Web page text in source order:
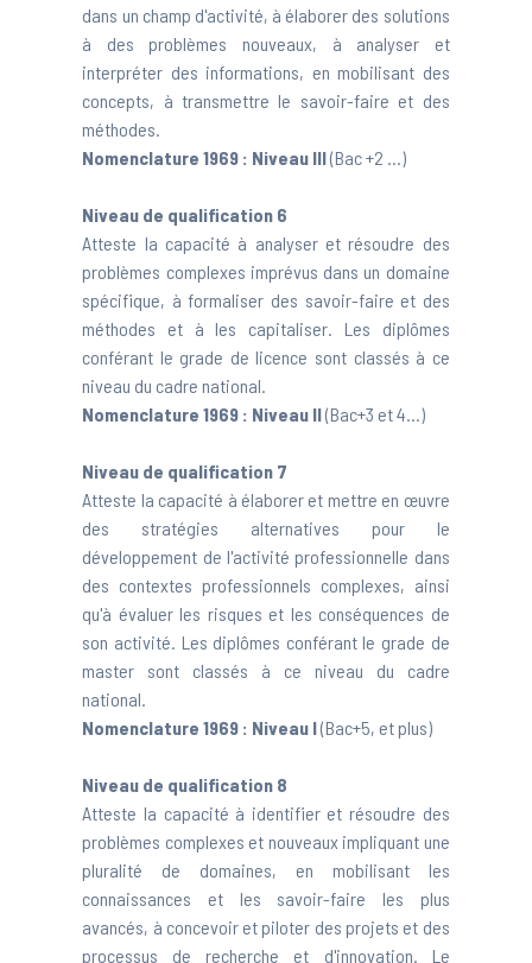
dans un champ d'activité, à élaborer des solutions
à des problèmes nouveaux, à analyser et
interpréter des informations, en mobilisant des
concepts, à transmettre le savoir-faire et des
méthodes.
Nomenclature 1969 : Niveau III(Bac +2 ...)
Niveau de qualification 6
Atteste la capacité à analyser et résoudre des
problèmes complexes imprévus dans un domaine
spécifique, à formaliser des savoir-faire et des
méthodes et à les capitaliser. Les diplômes
conférant le grade de licence sont classés à ce
niveau du cadre national.
Nomenclature 1969 : Niveau II(Bac+3 et 4...)
Niveau de qualification 7
Atteste la capacité à élaborer et mettre en œuvre
des stratégies alternatives pour le
développement de l'activité professionnelle dans
des contextes professionnels complexes, ainsi
qu'à évaluer les risques et les conséquences de
son activité. Les diplômes conférant le grade de
master sont classés à ce niveau du cadre
national.
Nomenclature 1969 : Niveau I(Bac+5, et plus)
Niveau de qualification 8
Atteste la capacité à identifier et résoudre des
problèmes complexes et nouveaux impliquant une
pluralité de domaines, en mobilisant les
connaissances et les savoir-faire les plus
avancés, à concevoir et piloter des projets et des
processus de recherche et d'innovation. Le